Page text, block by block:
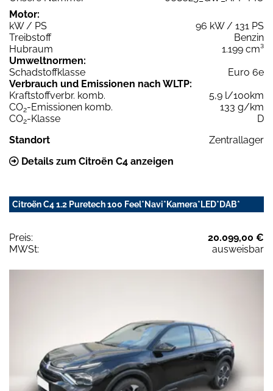
Motor:
kW / PS
96 kW / 131 PS
Treibstoff
Benzin
Hubraum
1.199 cm³
Umweltnormen:
Schadstoffklasse
Euro 6e
Verbrauch und Emissionen nach WLTP:
Kraftstoffverbr. komb.
5,9 l/100km
CO2-Emissionen komb.
133 g/km
CO2-Klasse
D
Standort
Zentrallager
Details zum Citroën C4 anzeigen
Citroën C4 1.2 Puretech 100 Feel*Navi*Kamera*LED*DAB*
Preis:
20.099,00 €
MWSt:
ausweisbar